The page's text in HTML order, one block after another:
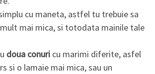
cu maneta, astfel tu trebuie sa
mai mica, si totodata mainile tale
doua conuri cu marimi diferite, asfel
si o lamaie mai mica, sau un